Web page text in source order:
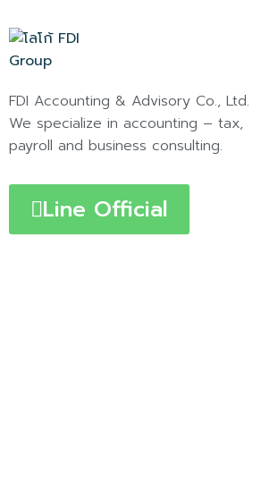
FDI Accounting & Advisory Co., Ltd.
We specialize in accounting – tax,
payroll and business consulting.
Line Official